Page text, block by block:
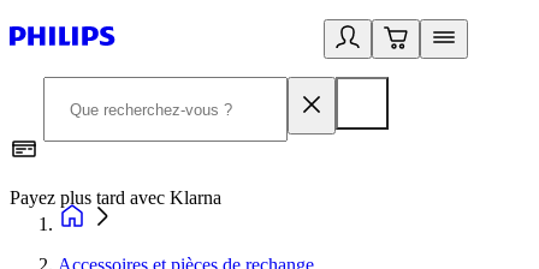
Payez plus tard avec Klarna
Accessoires et pièces de rechange